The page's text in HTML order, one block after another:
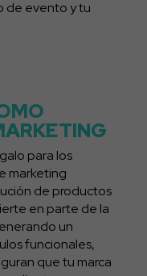
de evento y tu
para los
marketing
de productos
en parte de la
un
funcionales,
que tu marca